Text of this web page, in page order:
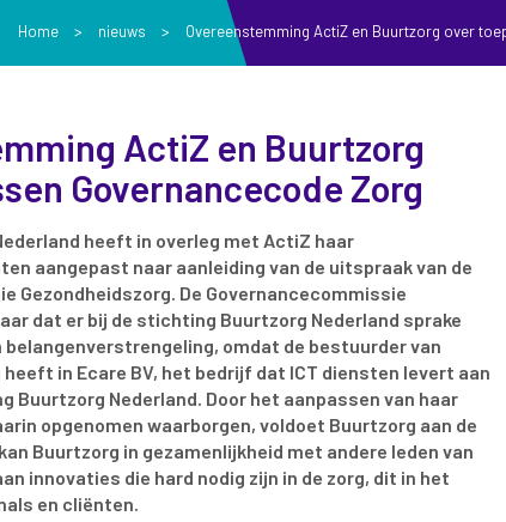
Home > nieuws > Overeenstemming ActiZ en Buurtzorg over
Governancecode Zorg
heeft in overleg met ActiZ haar
aangepast naar aanleiding van de uitspraak van de
Gezondheidszorg. De Governancecommissie
dat er bij de stichting Buurtzorg Nederland sprake
belangenverstrengeling, omdat de bestuurder van
in Ecare BV, het bedrijf dat ICT diensten levert aan
Buurtzorg Nederland. Door het aanpassen van haar
opgenomen waarborgen, voldoet Buurtzorg aan de
Buurtzorg in gezamenlijkheid met andere leden van
innovaties die hard nodig zijn in de zorg, dit in het
en cliënten.